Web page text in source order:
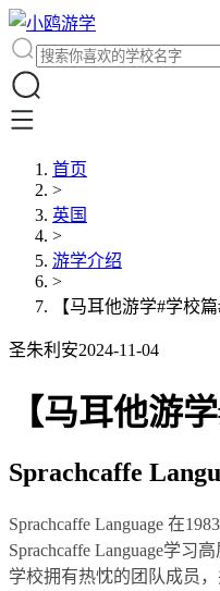
首页
>
英国
>
游学介绍
>
【马耳他游学#学校篇
圣朱利安2024-11-04
【马耳他游
Sprachcaffe
Sprachcaffe Language 在
Sprachcaffe Language学习
学校拥有热忱的团队成员